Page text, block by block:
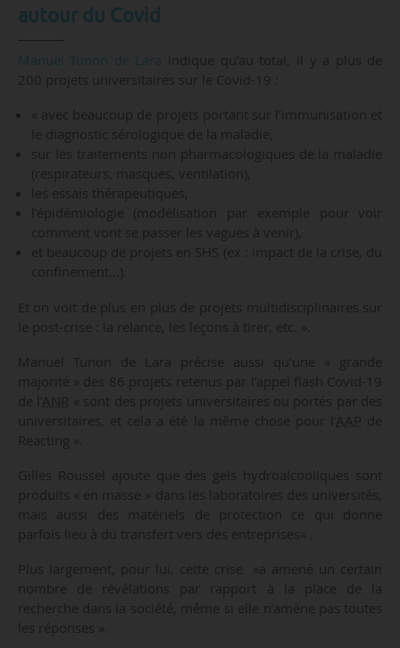
autour du Covid
Manuel Tunon de Lara indique qu’au total, il y a plus de
200 projets universitaires sur le Covid-19 :
« avec beaucoup de projets portant sur l’immunisation et
le diagnostic sérologique de la maladie,
sur les traitements non pharmacologiques de la maladie
(respirateurs, masques, ventilation),
les essais thérapeutiques,
l’épidémiologie (modélisation par exemple pour voir
comment vont se passer les vagues à venir),
et beaucoup de projets en SHS (ex : impact de la crise, du
confinement…).
Et on voit de plus en plus de projets multidisciplinaires sur
le post-crise : la relance, les leçons à tirer, etc. ».
Manuel Tunon de Lara précise aussi qu’une « grande
majorité » des 86 projets retenus par l’appel flash Covid-19
de l’ANR « sont des projets universitaires ou portés par des
universitaires, et cela a été la même chose pour l’AAP de
Reacting ».
Gilles Roussel ajoute que des gels hydroalcooliques sont
produits « en masse » dans les laboratoires des universités,
mais aussi des matériels de protection ce qui donne
parfois lieu à du transfert vers des entreprises« .
Plus largement, pour lui, cette crise »a amené un certain
nombre de révélations par rapport à la place de la
recherche dans la société, même si elle n’amène pas toutes
les réponses ».